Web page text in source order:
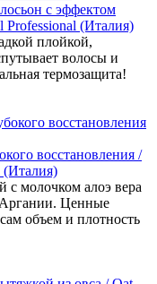
с эффектом
Professional (Италия)
плойкой,
волосы и
термозащита!
восстановления /
(Италия)
с молочком алоэ вера
Ценные
объем и плотность